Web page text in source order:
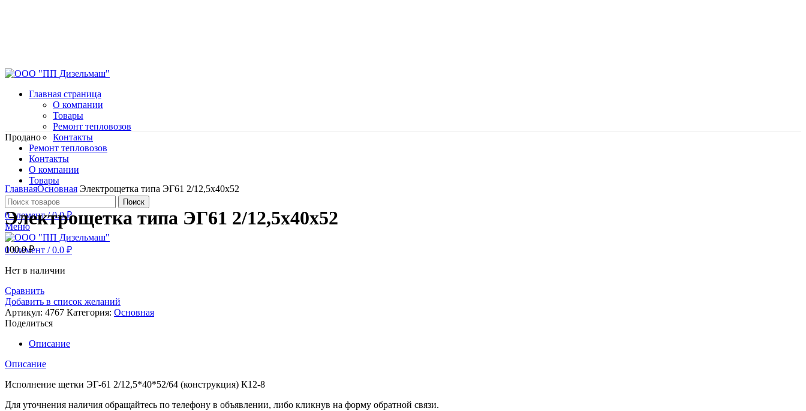
Главная страница
О компании
Товары
Ремонт тепловозов
Контакты
Ремонт тепловозов
Контакты
О компании
Товары
Поиск
0элемент / 0.0₽
Меню
0элемент / 0.0 ₽
Продано
Нажмите, чтобы увеличить
ГлавнаяОсновная Электрощетка типа ЭГ61 2/12,5х40х52
Электрощетка типа ЭГ61 2/12,5х40х52
100.0₽
Нет в наличии
Сравнить
Добавить в список желаний
Артикул: 4767 Категория: Основная
Поделиться
Описание
Описание
Исполнение щетки ЭГ-61 2/12,5*40*52/64 (конструкция) К12-8
Для уточнения наличия обращайтесь по телефону в объявлении, либо кликнув на форму обратной связи.